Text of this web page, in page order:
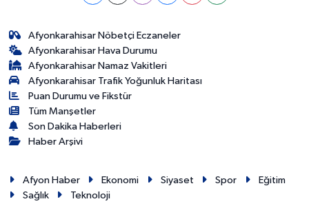
Afyonkarahisar Nöbetçi Eczaneler
Afyonkarahisar Hava Durumu
Afyonkarahisar Namaz Vakitleri
Afyonkarahisar Trafik Yoğunluk Haritası
Puan Durumu ve Fikstür
Tüm Manşetler
Son Dakika Haberleri
Haber Arşivi
Afyon Haber Ekonomi Siyaset Spor
Eğitim
Sağlık
Teknoloji